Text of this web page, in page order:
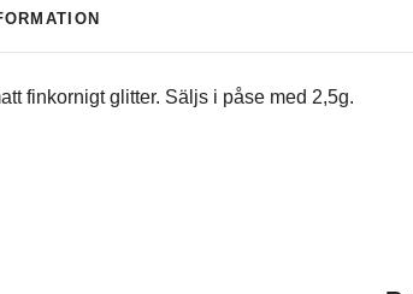
finkornigt glitter. Säljs i påse med 2,5g.